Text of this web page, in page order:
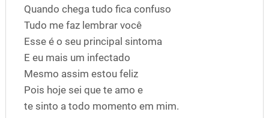
Quando chega tudo fica confuso
Tudo me faz lembrar você
Esse é o seu principal sintoma
E eu mais um infectado
Mesmo assim estou feliz
Pois hoje sei que te amo e
te sinto a todo momento em mim.